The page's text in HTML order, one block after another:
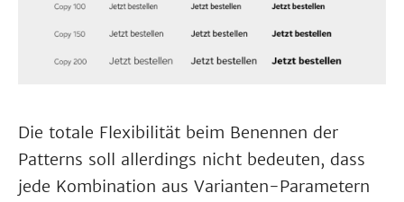
Die totale Flexibilität beim Benennen der
Patterns soll allerdings nicht bedeuten, dass
jede Kombination aus Varianten-Parametern